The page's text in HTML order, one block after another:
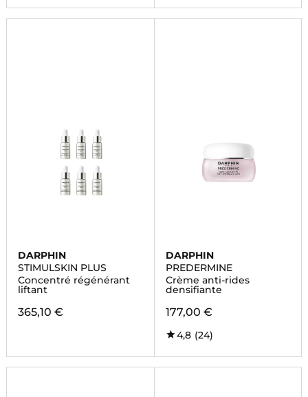
DARPHIN
STIMULSKIN PLUS
Concentré régénérant
liftant
365,10 €
DARPHIN
PREDERMINE
Crème anti-rides
densifiante
177,00 €
4,8 (24)